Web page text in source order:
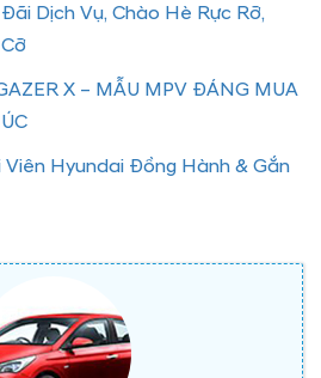
Dịch Vụ, Chào Hè Rực Rỡ,
X – MẪU MPV ĐÁNG MUA
Viên Hyundai Đồng Hành & Gắn